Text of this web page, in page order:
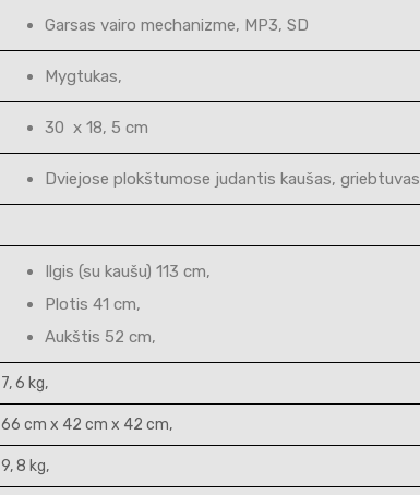
Garsas vairo mechanizme, MP3, SD
Mygtukas,
30 x 18, 5 cm
Dviejose plokštumose judantis kaušas, griebtuvas
Ilgis (su kaušu) 113 cm,
Plotis 41 cm,
Aukštis 52 cm,
7, 6 kg,
66 cm x 42 cm x 42 cm,
9, 8 kg,